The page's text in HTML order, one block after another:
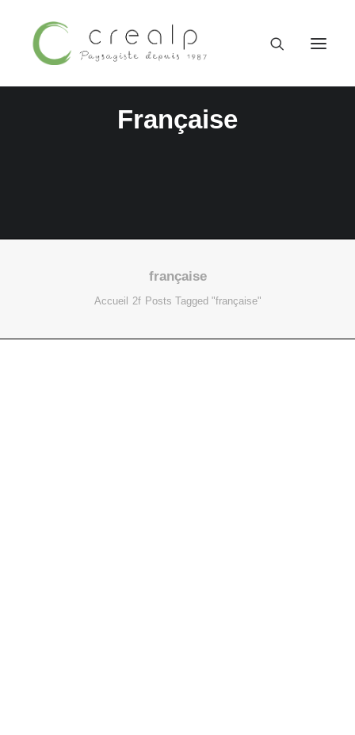
09 52 15 71 62
Française
française
Accueil Posts Tagged "française"